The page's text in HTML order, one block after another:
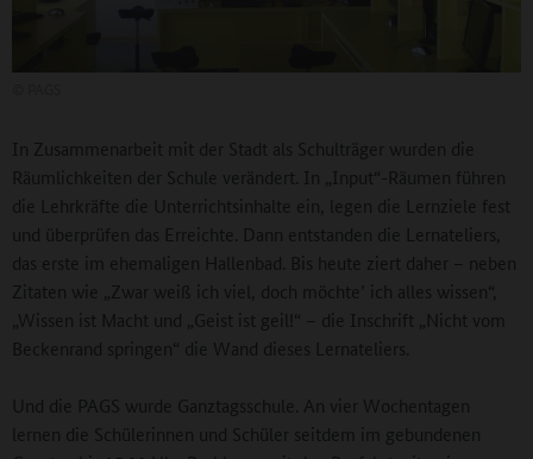
In Zusammenarbeit mit der Stadt als Schulträger wurden die
Räumlichkeiten der Schule verändert. In „Input“-Räumen führen
die Lehrkräfte die Unterrichtsinhalte ein, legen die Lernziele fest
und überprüfen das Erreichte. Dann entstanden die Lernateliers,
das erste im ehemaligen Hallenbad. Bis heute ziert daher – neben
Zitaten wie „Zwar weiß ich viel, doch möchte’ ich alles wissen“,
„Wissen ist Macht und „Geist ist geil!“ – die Inschrift „Nicht vom
Beckenrand springen“ die Wand dieses Lernateliers.
Und die PAGS wurde Ganztagsschule. An vier Wochentagen
lernen die Schülerinnen und Schüler seitdem im gebundenen